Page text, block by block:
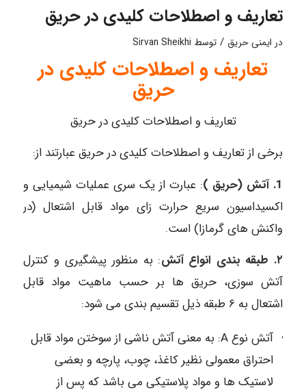
تعاریف و اصطلاحات کلیدی در حریق
در ایمنی حریق / توسط Sirvan Sheikhi
تعاریف و اصطلاحات کلیدی در
حریق
تعاریف و اصطلاحات کلیدی در حریق
برخی از تعاریف و اصطلاحات کلیدی در حریق عبارتند از:
1. آتش (حریق )
: عبارت از یک سری عملیات شیمیایی و
اکسیداسیون سریع حرارت زای مواد قابل اشتعال (در
واکنش های گرمازا) است.
۲. طبقه بندی انواع آتش
: به منظور پیشگیری و کنترل
آتش سوزی، حریق ها بر حسب ماهیت مواد قابل
اشتعال به ۶ طبقه ذیل تقسیم بندی می شود:
آتش نوع A: به معنی آتش ناشی از سوختن مواد قابل
احتراق معمولی نظیر کاغذ، چوب، پارچه و بعضی
لاستیک ها و مواد پلاستیکی می باشد که پس از